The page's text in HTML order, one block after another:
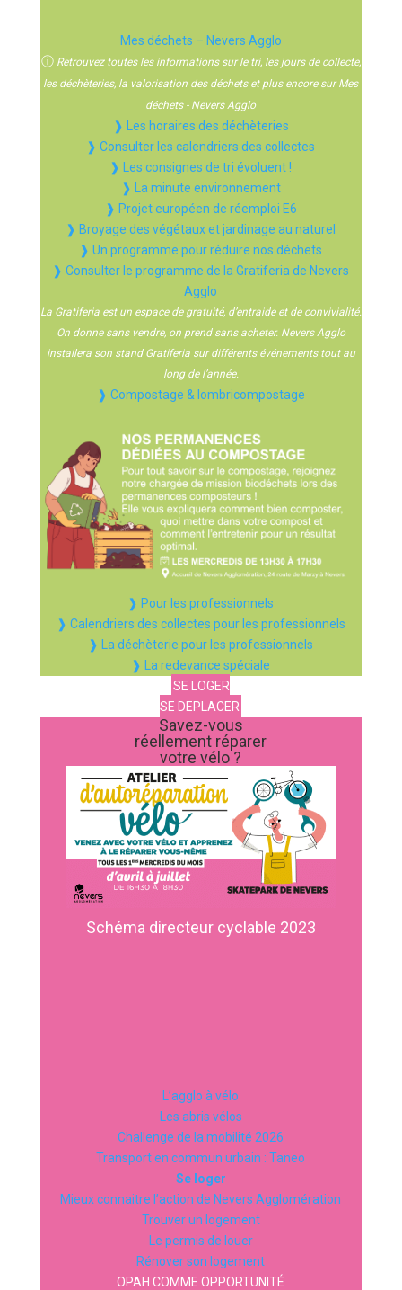
Mes déchets – Nevers Agglo
ⓘ Retrouvez toutes les informations sur le tri, les jours de collecte,
les déchèteries, la valorisation des déchets et plus encore sur Mes
déchets - Nevers Agglo
❱ Les horaires des déchèteries
❱ Consulter les calendriers des collectes
❱ Les consignes de tri évoluent !
❱ La minute environnement
❱ Projet européen de réemploi E6
❱ Broyage des végétaux et jardinage au naturel
❱ Un programme pour réduire nos déchets
❱ Consulter le programme de la Gratiferia de Nevers
Agglo
La Gratiferia est un espace de gratuité, d’entraide et de convivialité.
On donne sans vendre, on prend sans acheter. Nevers Agglo
installera son stand Gratiferia sur différents événements tout au
long de l’année.
❱ Compostage & lombricompostage
❱ Pour les professionnels
❱ Calendriers des collectes pour les professionnels
❱ La déchèterie pour les professionnels
❱ La redevance spéciale
SE LOGER
SE DEPLACER
Savez-vous
réellement réparer
votre vélo ?
Schéma directeur cyclable 2023
L’agglo à vélo
Les abris vélos
Challenge de la mobilité 2026
Transport en commun urbain : Taneo
Se loger
Mieux connaitre l’action de Nevers Agglomération
Trouver un logement
Le permis de louer
Rénover son logement
OPAH COMME OPPORTUNITÉ